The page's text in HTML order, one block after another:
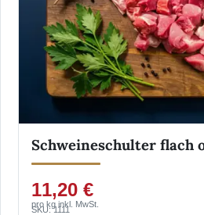
Schweineschulter flach
11,20 €
pro kg inkl. MwSt.
SKU: 1111